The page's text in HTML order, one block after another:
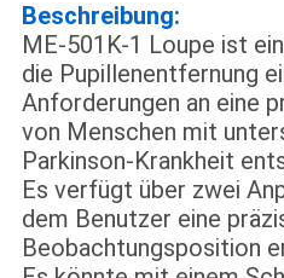
Beschreibung:
ME-501K-1 Loupe ist
die Pupillenentfernung
Anforderungen an eine
von Menschen mit
Parkinson-Krankheit
Es verfügt über zwei
dem Benutzer eine
Beobachtungsposition